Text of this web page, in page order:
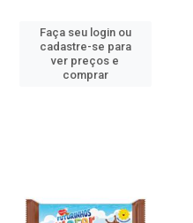
Faça seu login ou
cadastre-se para
ver preços e
comprar